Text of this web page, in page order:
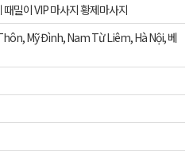
밀이 VIP 마사지 황제마사지
Mỹ Đình, Nam Từ Liêm, Hà Nội, 베